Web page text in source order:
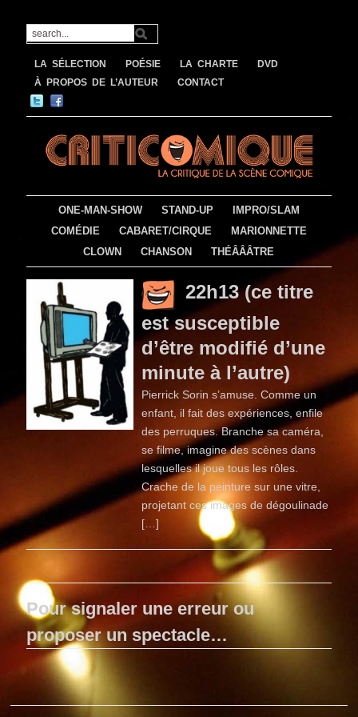
LA SÉLECTION POÉSIE LA CHARTE
DVD
À PROPOS DE L’AUTEUR
CONTACT
ONE-MAN-SHOW STAND-UP
IMPRO/SLAM
COMÉDIE
CABARET/CIRQUE
MARIONNETTE
CLOWN
CHANSON THÉÂÂÂTRE
22h13 (ce titre
est susceptible
d’être modifié d’une
minute à l’autre)
Pierrick Sorin s’amuse. Comme un
enfant, il fait des expériences, enfile
des perruques. Branche sa caméra,
se filme, imagine des scènes dans
lesquelles il joue tous les rôles.
Crache de la peinture sur une vitre,
projetant ces images de dégoulinade
[…]
Pour signaler une erreur ou
proposer un spectacle…